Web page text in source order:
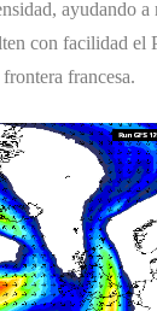
ayudando a
con facilidad el
francesa.